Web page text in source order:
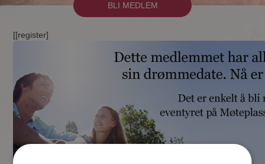
BLI MEDLEM
[[register]